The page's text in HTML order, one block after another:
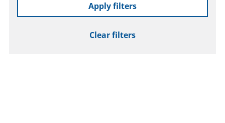
Apply filters
Clear filters